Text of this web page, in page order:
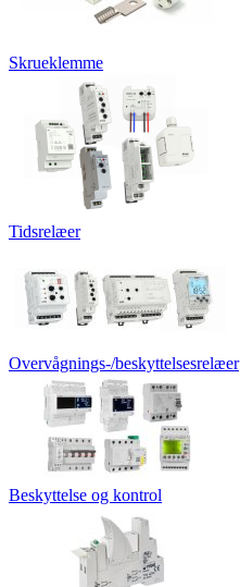
Skrueklemme
Tidsrelæer
Overvågnings-/beskyttelsesrelæer
Beskyttelse og kontrol